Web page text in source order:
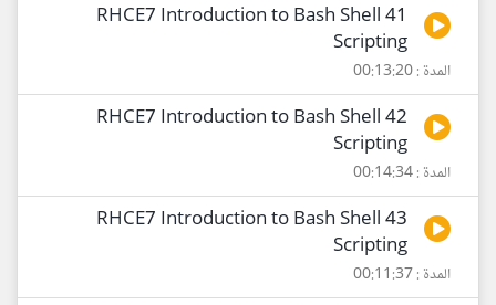
41 RHCE7 Introduction to Bash Shell
Scripting
المدة : 00:13:20
42 RHCE7 Introduction to Bash Shell
Scripting
المدة : 00:14:34
43 RHCE7 Introduction to Bash Shell
Scripting
المدة : 00:11:37